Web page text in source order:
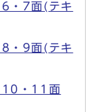
・7面(テキ
・9面(テキ
・11面